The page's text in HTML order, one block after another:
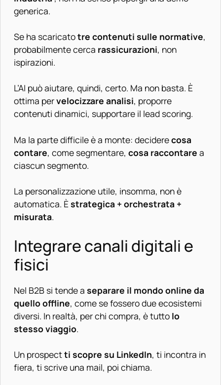
generica.
Se ha scaricatotre contenuti sulle normative,
probabilmente cerca rassicurazioni, non
ispirazioni.
L’AI può aiutare, quindi, certo. Ma non basta. È
ottima pervelocizzare analisi, proporre
contenuti dinamici, supportare il lead scoring.
Ma la parte difficile è a monte: deciderecosa
contare, come segmentare, cosa raccontare a
ciascun segmento.
La personalizzazione utile, insomma, non è
automatica. Èstrategica + orchestrata +
misurata.
Integrare canali digitali e
fisici
Nel B2B si tende a separare il mondo online da
quello offline, come se fossero due ecosistemi
diversi. In realtà, per chi compra, è tutto lo
stesso viaggio.
Un prospectti scopre su LinkedIn, ti incontra in
fiera, ti scrive una mail, poi chiama.